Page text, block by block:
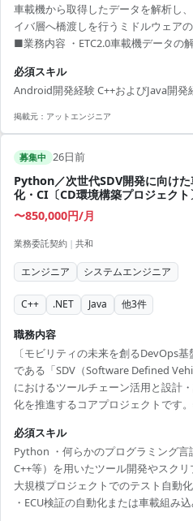
車載機から取得したデータを解析し
イバ層へ橋渡しを行うミドルウェア
■業務内容 ・ETC2.0車載機データの
ドライバおよびアプリケーション連
およびコード管理。 ■開発環境
必須スキル
Android開発経験 C++およびJava開発
掲載元： アットエンジニア
募集中 26日前
Python／次世代SDV開発に向け
化・CI〔CD環境構築プロジェクト
〜850,000円/月
業務委託契約 | 共和
エンジニア システムエンジニア
C++ .NET Java 他3件
職務内容
〔モビリティの未来を創るDevOps
である「SDV（Software Defined
におけるツールチェーン活用と設計
化を推進するコアプロジェクトです
きる、圧倒的な市場価値を獲得でき
携による設計・評価プロセスの自動
トウェア開発の検証効率化に向けた
・開発チームとの要件調整、ツール
ーザー教育 ...
必須スキル
Python ・何らかのプログラミング言
C++等）を用いたツール開発やスク
大規模プロジェクトでのテスト自動
・ECU検証の自動化または車載組み